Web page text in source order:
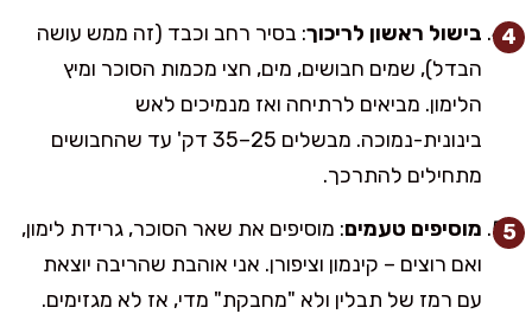
בישול ראשון לריכוך: בסיר רחב וכבד (זה ממש עושה
הבדל), שמים חבושים, מים, חצי מכמות הסוכר ומיץ
הלימון. מביאים לרתיחה ואז מנמיכים לאש
בינונית-נמוכה. מבשלים 25–35 דק' עד שהחבושים
מתחילים להתרכך.
מוסיפים טעמים: מוסיפים את שאר הסוכר, גרידת לימון,
ואם רוצים – קינמון וציפורן. אני אוהבת שהריבה יוצאת
עם רמז של תבלין ולא "מחבקת" מדי, אז לא מגזימים.